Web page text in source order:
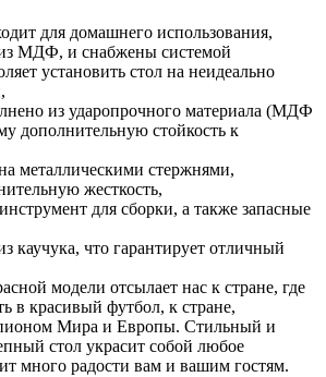
для домашнего использования,
МДФ, и снабжены системой
установить стол на неидеально
из ударопрочного материала (МДФ
дополнительную стойкость к
металлическими стержнями,
жесткость,
для сборки, а также запасные
каучука, что гарантирует отличный
модели отсылает нас к стране, где
в красивый футбол, к стране,
Мира и Европы. Стильный и
стол украсит собой любое
много радости вам и вашим гостям.